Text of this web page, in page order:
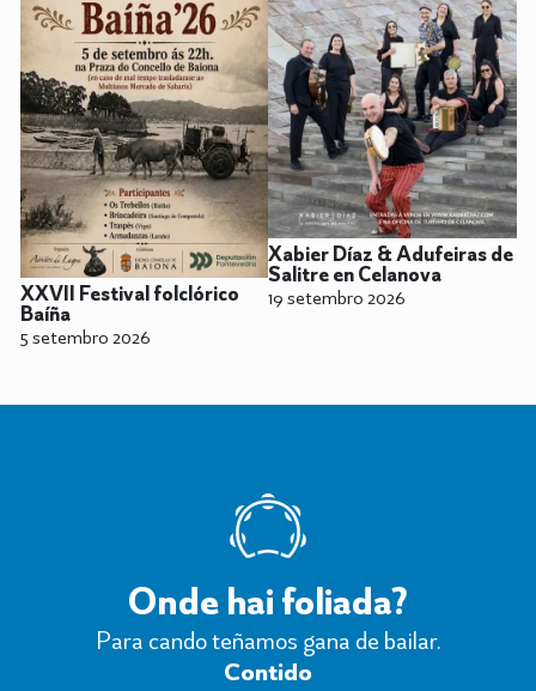
XXVII Festival folclórico
Baíña
5 setembro 2026
Xabier Díaz & Adufeiras de
Salitre en Celanova
19 setembro 2026
Onde hai foliada?
Para cando teñamos gana de bailar.
Contido